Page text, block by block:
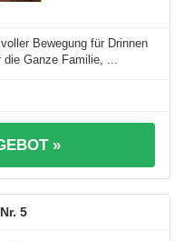
Bewegung für Drinnen
Ganze Familie, ...
»
5